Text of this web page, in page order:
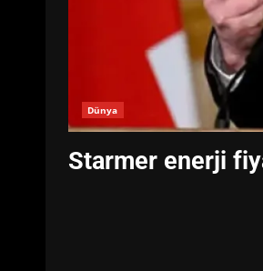
Dünya
Starmer enerji